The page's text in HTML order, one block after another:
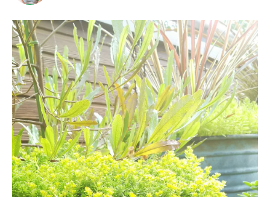
WORK
建築実例
VISIT
モデルルーム
イベント
ABOUT
会社概要
採用情報
スタッフ紹介
ブログ
ブログ